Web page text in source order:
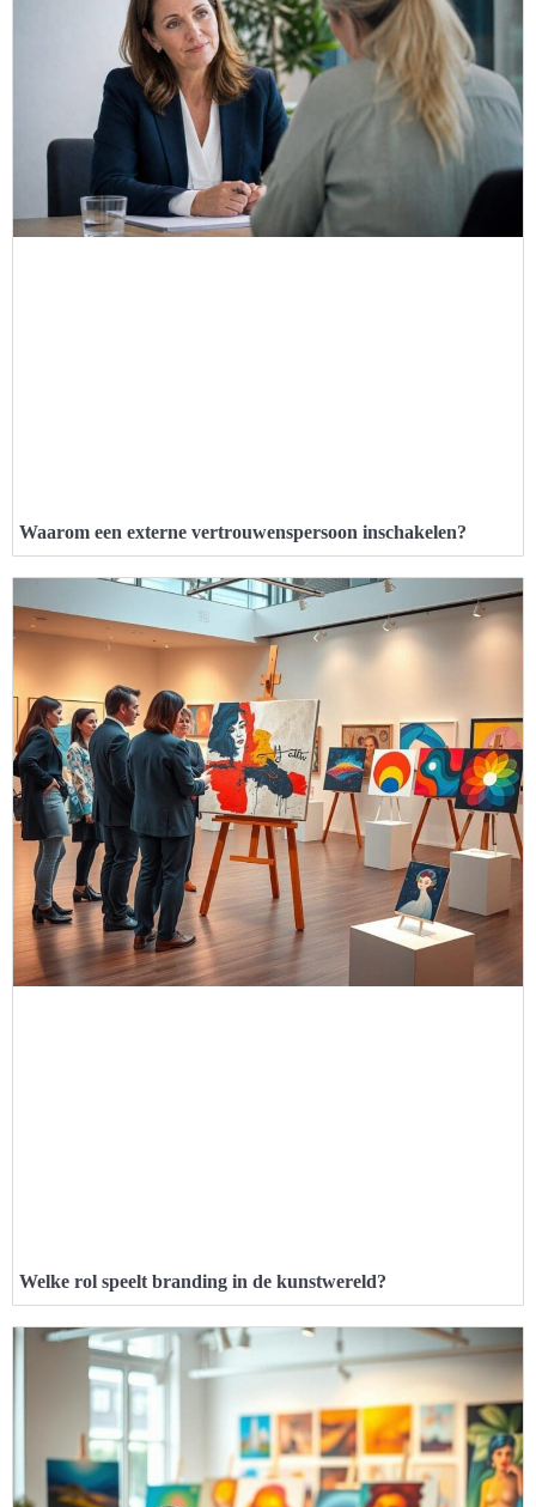
Waarom een externe vertrouwenspersoon inschakelen?
Welke rol speelt branding in de kunstwereld?